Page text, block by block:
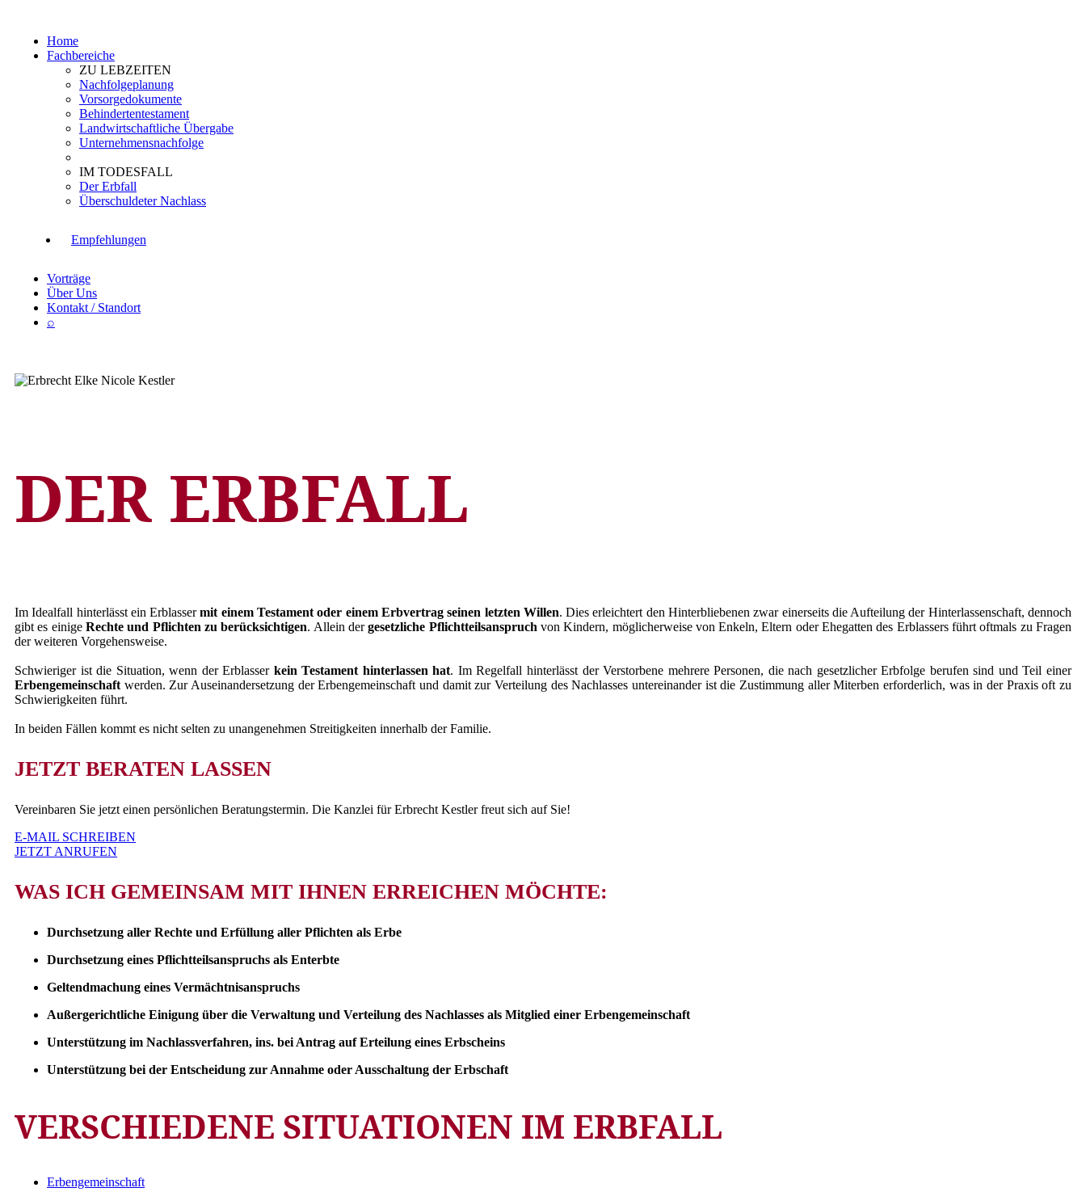
Home
Fachbereiche
ZU LEBZEITEN
Nachfolgeplanung
Vorsorgedokumente
Behindertentestament
Landwirtschaftliche Übergabe
Unternehmensnachfolge
IM TODESFALL
Der Erbfall
Überschuldeter Nachlass
Empfehlungen
Vorträge
Über Uns
Kontakt / Standort
⌕
DER ERBFALL
Im Idealfall hinterlässt ein Erblassermit einem Testament oder einem Erbvertrag seinen letzten Willen. Dies erleichtert den Hinterbliebenen zwar einerseits die Aufteilung der Hinterlassenschaft, dennoch
gibt es einige Rechte und Pflichten zu berücksichtigen. Allein dergesetzliche Pflichtteilsanspruch von Kindern, möglicherweise von Enkeln, Eltern oder Ehegatten des Erblassers führt oftmals zu Fragen
der weiteren Vorgehensweise.
Schwieriger ist die Situation, wenn der Erblasser kein Testament hinterlassen hat. Im Regelfall hinterlässt der Verstorbene mehrere Personen, die nach gesetzlicher Erbfolge berufen sind und Teil einer
Erbengemeinschaft werden. Zur Auseinandersetzung der Erbengemeinschaft und damit zur Verteilung des Nachlasses untereinander ist die Zustimmung aller Miterben erforderlich, was in der Praxis oft zu
Schwierigkeiten führt.
In beiden Fällen kommt es nicht selten zu unangenehmen Streitigkeiten innerhalb der Familie.
JETZT BERATEN LASSEN
Vereinbaren Sie jetzt einen persönlichen Beratungstermin. Die Kanzlei für Erbrecht Kestler freut sich auf Sie!
E-MAIL SCHREIBEN
JETZT ANRUFEN
WAS ICH GEMEINSAM MIT IHNEN ERREICHEN MÖCHTE:
Durchsetzung aller Rechte und Erfüllung aller Pflichten als Erbe
Durchsetzung eines Pflichtteilsanspruchs als Enterbte
Geltendmachung eines Vermächtnisanspruchs
Außergerichtliche Einigung über die Verwaltung und Verteilung des Nachlasses als Mitglied einer Erbengemeinschaft
Unterstützung im Nachlassverfahren, ins. bei Antrag auf Erteilung eines Erbscheins
Unterstützung bei der Entscheidung zur Annahme oder Ausschaltung der Erbschaft
VERSCHIEDENE SITUATIONEN IM ERBFALL
Erbengemeinschaft